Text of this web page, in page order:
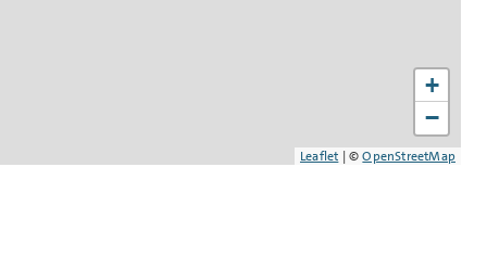
+
−
Leaflet |©OpenStreetMap